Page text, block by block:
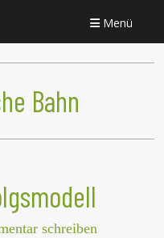
Menü
Bahn
schreiben